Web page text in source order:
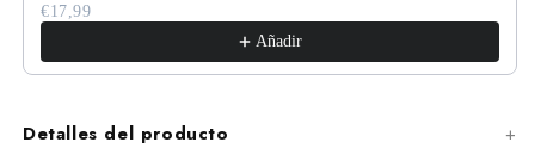
€17,99
Añadir
Detalles del producto